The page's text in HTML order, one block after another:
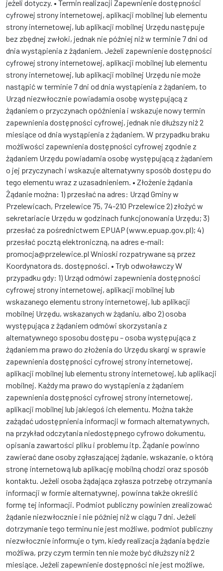
jeżeli dotyczy. • Termin realizacji Zapewnienie dostępności
cyfrowej strony internetowej, aplikacji mobilnej lub elementu
strony internetowej, lub aplikacji mobilnej Urzędu następuje
bez zbędnej zwłoki, jednak nie później niż w terminie 7 dni od
dnia wystąpienia z żądaniem. Jeżeli zapewnienie dostępności
cyfrowej strony internetowej, aplikacji mobilnej lub elementu
strony internetowej, lub aplikacji mobilnej Urzędu nie może
nastąpić w terminie 7 dni od dnia wystąpienia z żądaniem, to
Urząd niezwłocznie powiadamia osobę występującą z
żądaniem o przyczynach opóźnienia i wskazuje nowy termin
zapewnienia dostępności cyfrowej, jednak nie dłuższy niż 2
miesiące od dnia wystąpienia z żądaniem. W przypadku braku
możliwości zapewnienia dostępności cyfrowej zgodnie z
żądaniem Urzędu powiadamia osobę występującą z żądaniem
o jej przyczynach i wskazuje alternatywny sposób dostępu do
tego elementu wraz z uzasadnieniem. • Złożenie żądania
Żądanie można: 1) przesłać na adres: Urząd Gminy w
Przelewicach, Przelewice 75, 74-210 Przelewice 2) złożyć w
sekretariacie Urzędu w godzinach funkcjonowania Urzędu; 3)
przesłać za pośrednictwem EPUAP (www.epuap.gov.pl); 4)
przesłać pocztą elektroniczną, na adres e-mail:
promocja@przelewice.pl Wnioski rozpatrywane są przez
Koordynatora ds. dostępności. • Tryb odwoławczy W
przypadku gdy: 1) Urząd odmówi zapewnienia dostępności
cyfrowej strony internetowej, aplikacji mobilnej lub
wskazanego elementu strony internetowej, lub aplikacji
mobilnej Urzędu, wskazanych w żądaniu, albo 2) osoba
występująca z żądaniem odmówi skorzystania z
alternatywnego sposobu dostępu – osoba występująca z
żądaniem ma prawo do złożenia do Urzędu skargi w sprawie
zapewnienia dostępności cyfrowej strony internetowej,
aplikacji mobilnej lub elementu strony internetowej, lub aplikacji
mobilnej. Każdy ma prawo do wystąpienia z żądaniem
zapewnienia dostępności cyfrowej strony internetowej,
aplikacji mobilnej lub jakiegoś ich elementu. Można także
zażądać udostępnienia informacji w formach alternatywnych,
na przykład odczytania niedostępnego cyfrowo dokumentu,
opisania zawartości pliku i problemu itp. Żądanie powinno
zawierać dane osoby zgłaszającej żądanie, wskazanie, o którą
stronę internetową lub aplikację mobilną chodzi oraz sposób
kontaktu. Jeżeli osoba żądająca zgłasza potrzebę otrzymania
informacji w formie alternatywnej, powinna także określić
formę tej informacji. Podmiot publiczny powinien zrealizować
żądanie niezwłocznie i nie później niż w ciągu 7 dni. Jeżeli
dotrzymanie tego terminu nie jest możliwe, podmiot publiczny
niezwłocznie informuje o tym, kiedy realizacja żądania będzie
możliwa, przy czym termin ten nie może być dłuższy niż 2
miesiące. Jeżeli zapewnienie dostępności nie jest możliwe,